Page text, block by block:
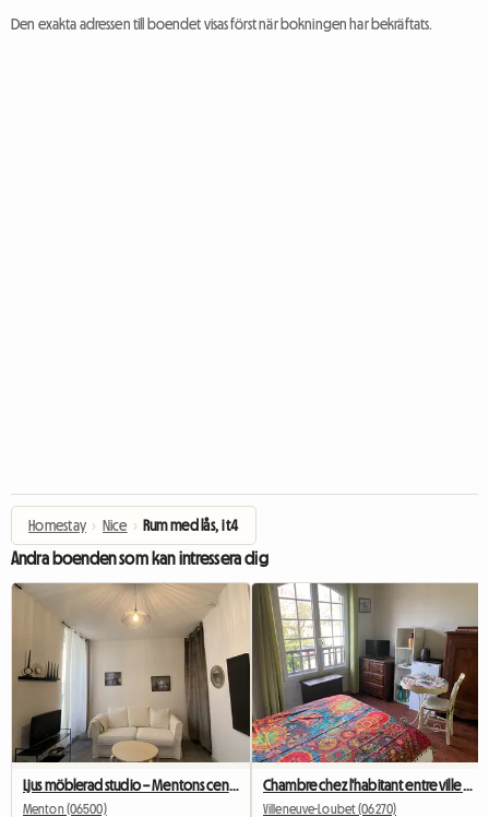
Den exakta adressen till boendet visas först när bokningen har bekräftats.
Homestay › Nice › Rum med lås, i t4
Andra boenden som kan intressera dig
Ljus möblerad studio – Mentons centrum – Gångavstånd till tågstation och strand
Menton (06500) Villeneuve-Loubet (06270)